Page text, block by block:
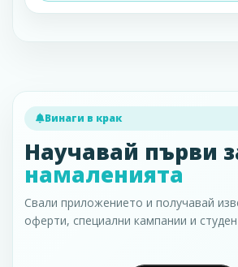
Винаги в крак
Научавай първи
намаленията
Свали приложението и получавай
оферти, специални кампании и